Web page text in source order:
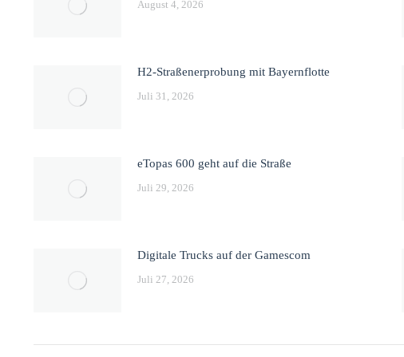
August 4, 2026
H2-Straßenerprobung mit Bayernflotte
Juli 31, 2026
eTopas 600 geht auf die Straße
Juli 29, 2026
Digitale Trucks auf der Gamescom
Juli 27, 2026